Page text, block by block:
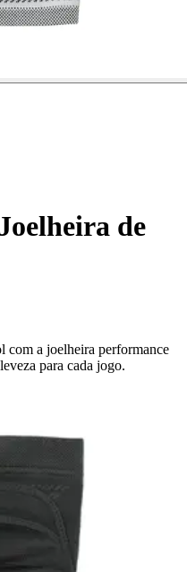
de
com a joelheira performance
para cada jogo.